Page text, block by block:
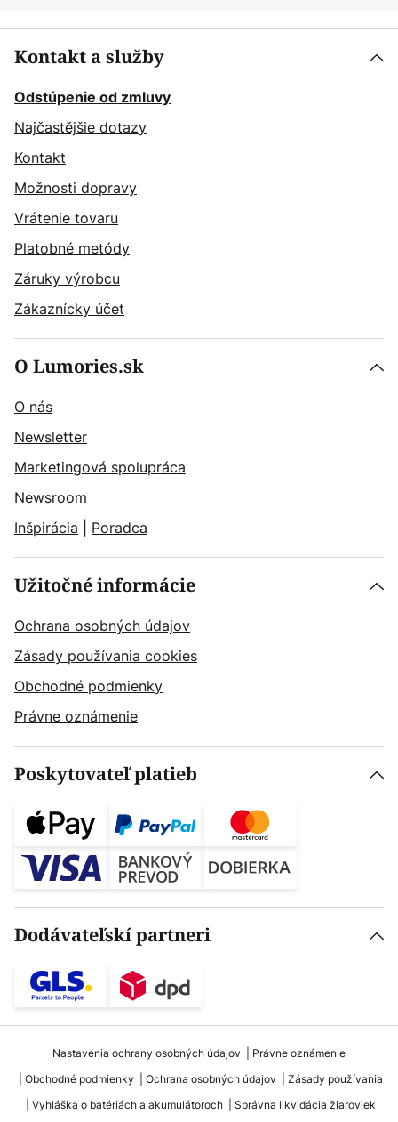
Kontakt a služby
Odstúpenie od zmluvy
Najčastějšie dotazy
Kontakt
Možnosti dopravy
Vrátenie tovaru
Platobné metódy
Záruky výrobcu
Zákaznícky účet
O Lumories.sk
O nás
Newsletter
Marketingová spolupráca
Newsroom
Inšpirácia
Poradca
Užitočné informácie
Ochrana osobných údajov
Zásady používania cookies
Obchodné podmienky
Právne oznámenie
Poskytovateľ platieb
Dodávateľskí partneri
Nastavenia ochrany osobných údajov
Právne oznámenie
Obchodné podmienky
Ochrana osobných údajov
Zásady používania
Vyhláška o batériách a akumulátoroch
Správna likvidácia žiaroviek